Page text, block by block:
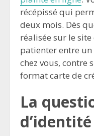
récépissé qui
deux mois. Dès
réalisée sur le site
patienter entre
chez vous, contre
format carte de
La
d’identité